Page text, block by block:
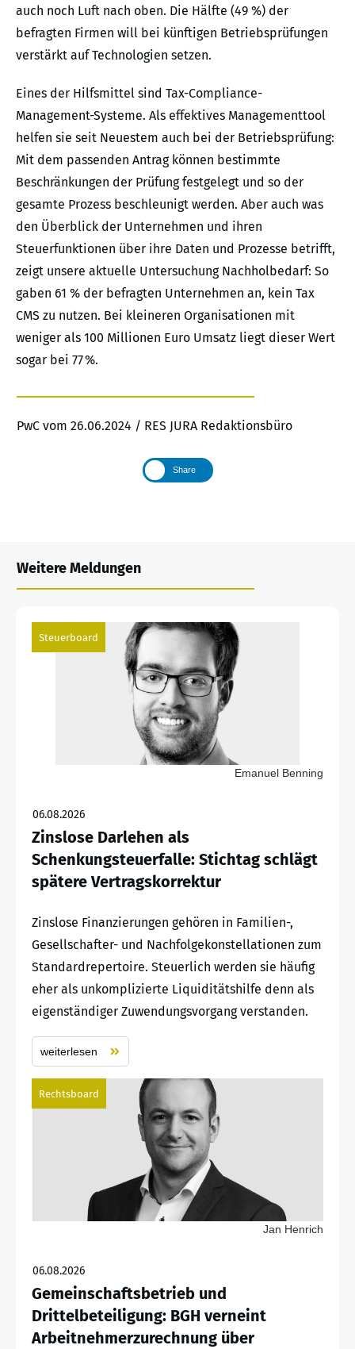
auch noch Luft nach oben. Die Hälfte (49 %) der
befragten Firmen will bei künftigen Betriebsprüfungen
verstärkt auf Technologien setzen.
Eines der Hilfsmittel sind Tax-Compliance-
Management-Systeme. Als effektives Managementtool
helfen sie seit Neuestem auch bei der Betriebsprüfung:
Mit dem passenden Antrag können bestimmte
Beschränkungen der Prüfung festgelegt und so der
gesamte Prozess beschleunigt werden. Aber auch was
den Überblick der Unternehmen und ihren
Steuerfunktionen über ihre Daten und Prozesse betrifft,
zeigt unsere aktuelle Untersuchung Nachholbedarf: So
gaben 61 % der befragten Unternehmen an, kein Tax
CMS zu nutzen. Bei kleineren Organisationen mit
weniger als 100 Millionen Euro Umsatz liegt dieser Wert
sogar bei 77 %.
PwC vom 26.06.2024 / RES JURA Redaktionsbüro
Share
Weitere Meldungen
Steuerboard
Emanuel Benning
06.08.2026
Zinslose Darlehen als
Schenkungsteuerfalle: Stichtag schlägt
spätere Vertragskorrektur
Zinslose Finanzierungen gehören in Familien-,
Gesellschafter- und Nachfolgekonstellationen zum
Standardrepertoire. Steuerlich werden sie häufig
eher als unkomplizierte Liquiditätshilfe denn als
eigenständiger Zuwendungsvorgang verstanden.
weiterlesen
Rechtsboard
Jan Henrich
06.08.2026
Gemeinschaftsbetrieb und
Drittelbeteiligung: BGH verneint
Arbeitnehmerzurechnung über